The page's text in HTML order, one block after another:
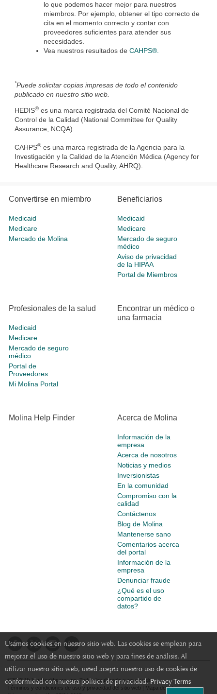
Usamos cookies en nuestro sitio web. Las cookies se emplean para
mejorar el uso de nuestro sitio web y para fines de análisis. Al
utilizar nuestro sitio web, usted acepta nuestro uso de cookies de
conformidad con nuestra política de privacidad.Privacy Terms
lo que podemos hacer mejor para nuestros
miembros. Por ejemplo, obtener el tipo correcto de
cita en el momento correcto y contar con
proveedores suficientes para atender sus
necesidades.
Vea nuestros resultados de CAHPS®.
*Puede solicitar copias impresas de todo el contenido
publicado en nuestro sitio web.
HEDIS® es una marca registrada del Comité Nacional de
Control de la Calidad (National Committee for Quality
Assurance, NCQA).
CAHPS® es una marca registrada de la Agencia para la
Investigación y la Calidad de la Atención Médica (Agency for
Healthcare Research and Quality, AHRQ).
Convertirse en miembro
Medicaid
Medicare
Mercado de Molina
Beneficiarios
Medicaid
Medicare
Mercado de seguro
médico
Aviso de privacidad
de la HIPAA
Portal de Miembros
Profesionales de la salud
Medicaid
Medicare
Mercado de seguro
médico
Portal de
Proveedores
Mi Molina Portal
Encontrar un médico o
una farmacia
Molina Help Finder Acerca de Molina
Información de la
empresa
Acerca de nosotros
Noticias y medios
Inversionistas
En la comunidad
Compromiso con la
calidad
Contáctenos
Blog de Molina
Mantenerse sano
Comentarios acerca
del portal
Información de la
empresa
Denunciar fraude
¿Qué es el uso
compartido de
datos?
©2023 Molina Healthcare, Inc. Todos los derechos reservados.
Términos y condiciones de uso y privacidad del sitio web
Mapa del sitio